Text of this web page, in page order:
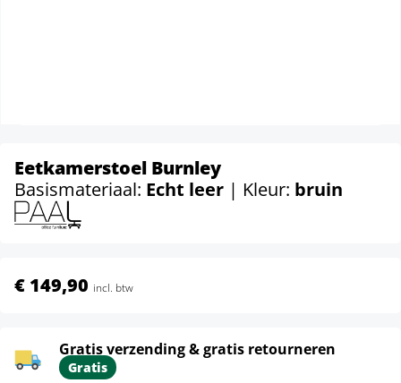
Eetkamerstoel Burnley
Basismateriaal: Echt leer | Kleur: bruin
€ 149,90 incl. btw
Gratis verzending & gratis retourneren
Gratis